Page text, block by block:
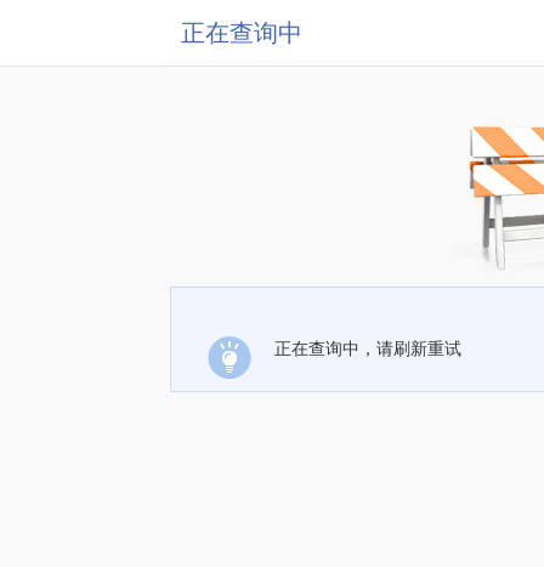
正在查询中
正在查询中，请刷新重试